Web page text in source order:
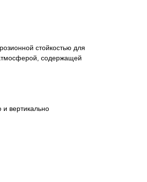
стойкостью для
содержащей
и вертикально